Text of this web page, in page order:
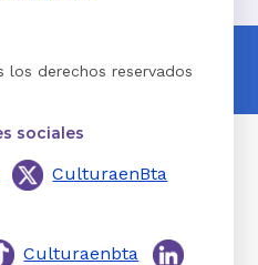
derechos reservados
sociales
CulturaenBta
Culturaenbta